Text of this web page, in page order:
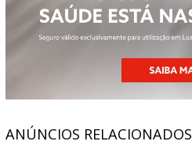
ANÚNCIOS RELACIONADOS